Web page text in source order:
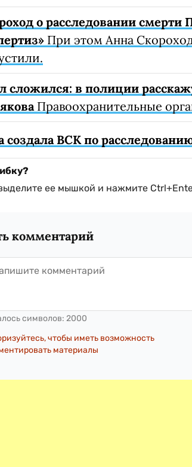
о расследовании смерти
При этом Анна
сложился: в полиции
Правоохранительные
создала ВСК по
ее мышкой и нажмите
комментарий
символов: 2000
чтобы иметь возможность
материалы